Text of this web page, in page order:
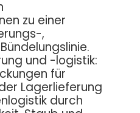
zu einer
,
und -logistik:
für
Lagerlieferung
durch